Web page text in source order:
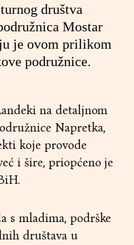
društva
Mostar
je ovom prilikom
podružnice.
na detaljnom
Napretka,
koje provode
i šire, priopćeno je
s mladima, podrške
društava u